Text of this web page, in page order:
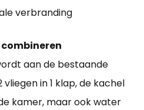
verbranding
aan de bestaande
in 1 klap, de kachel
kamer, maar ook water